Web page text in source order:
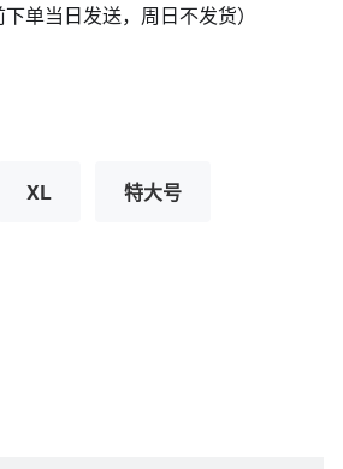
单当日发送，周日不发货）
XL 特大号